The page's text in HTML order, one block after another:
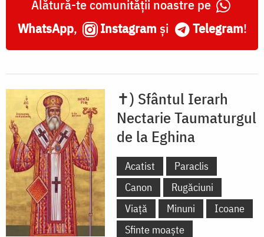
Alătură-te comunității noastre pe
WhatsApp, Instagram și Telegram!
✝) Sfântul Ierarh
Nectarie Taumaturgul
de la Eghina
Acatist
Paraclis
Canon
Rugăciuni
Viață
Minuni
Icoane
Sfinte moaște